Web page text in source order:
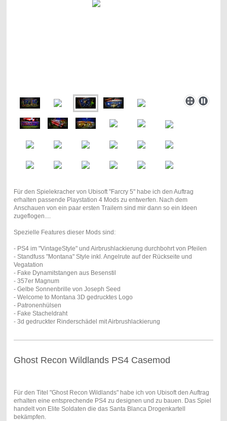
Für den Spielekracher von Ubisoft "Farcry 5" habe ich den Auftrag
erhalten passende Playstation 4 Mods zu entwerfen. Nach dem
Anschauen von ein paar ersten Trailern sind mir dann so ein Ideen
zugeflogen....
Spezielle Features dieser Mods sind:
- PS4 im "VintageStyle" und Airbrushlackierung durchbohrt von Pfeilen
- Standfuss "Montana" Style inkl. Angelrute auf der Rückseite und
Vegatation
- Fake Dynamitstangen aus Besenstil
- 357er Magnum
- Gelbe Sonnenbrille von Joseph Seed
- Welcome to Montana 3D gedrucktes Logo
- Patronenhülsen
- Fake Stacheldraht
- 3d gedruckter Rinderschädel mit Airbrushlackierung
Ghost Recon Wildlands PS4 Casemod
Für den Titel "Ghost Recon Wildlands" habe ich von Ubisoft den Auftrag
erhalten eine entsprechende PS4 zu designen und zu bauen. Das Spiel
handelt von Elite Soldaten die das Santa Blanca Drogenkartell
bekämpfen.